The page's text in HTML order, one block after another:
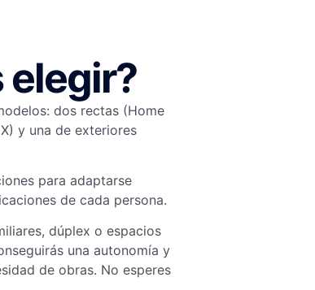
elegir?
dos rectas (Home
y una de exteriores
para adaptarse
de cada persona.
dúplex o espacios
una autonomía y
de obras. No esperes